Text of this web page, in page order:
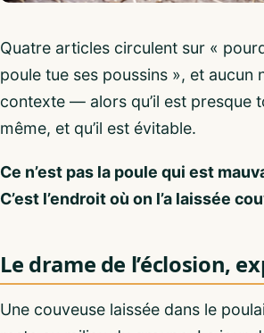
Quatre articles circulent sur «
poule tue ses poussins », et aucun
contexte — alors qu’il est presque
même, et qu’il est évitable.
Ce n’est pas la poule qui est
C’est l’endroit où on l’a laissée
Le drame de l’éclosion,
Une couveuse laissée dans le